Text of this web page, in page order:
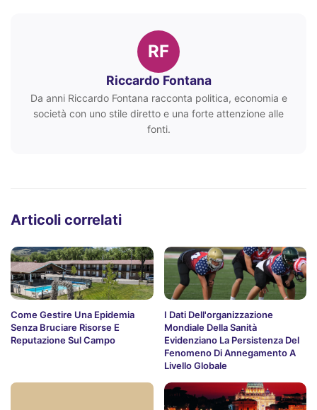
RF
Riccardo Fontana
Da anni Riccardo Fontana racconta politica, economia e
società con uno stile diretto e una forte attenzione alle
fonti.
Articoli correlati
Come Gestire Una Epidemia
Senza Bruciare Risorse E
Reputazione Sul Campo
I Dati Dell'organizzazione
Mondiale Della Sanità
Evidenziano La Persistenza Del
Fenomeno Di Annegamento A
Livello Globale